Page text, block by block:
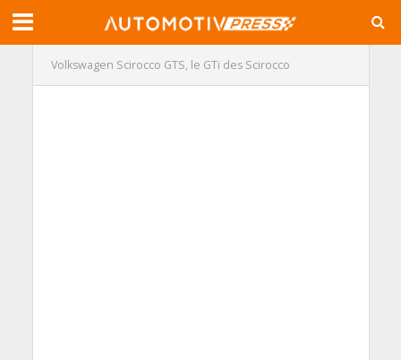
Volkswagen Scirocco GTS, le GTi des Scirocco